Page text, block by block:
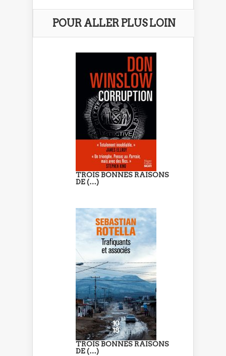
POUR ALLER PLUS LOIN
TROIS BONNES RAISONS
DE (…)
TROIS BONNES RAISONS
DE (…)